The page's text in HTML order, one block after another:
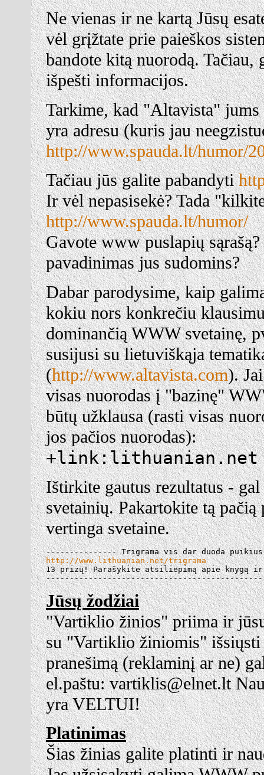
Ne vienas ir ne kartą Jūsų
vėl grįžtate prie paieškos
bandote kitą nuorodą.
išpešti informacijos.
Tarkime, kad "Altavista"
yra adresu (kuris jau
http://www.spauda.lt/humor/
Tačiau jūs galite pabandyti
Ir vėl nepasisekė? Tada
http://www.spauda.lt/humor/
Gavote www puslapių
pavadinimas jus sudomins?
Dabar parodysime, kaip
kokiu nors konkrečiu
dominančią WWW svetainę,
susijusi su lietuviškąja
(http://www.altavista.com).
visas nuorodas į "bazinę"
būtų užklausa (rasti visas
jos pačios nuorodas):
Ištirkite gautus rezultatus -
svetainių. Pakartokite tą
vertinga svetaine.
http://www.lithuanian.net/trigrama
13 prizų! Parašykite atsiliepimą apie knygą
Jūsų žodžiai
"Vartiklio žinios" priima ir
su "Vartiklio žiniomis"
pranešimą (reklaminį ar ne)
el.paštu: vartiklis@elnet.lt
yra VELTUI!
Platinimas
Šias žinias galite platinti ir